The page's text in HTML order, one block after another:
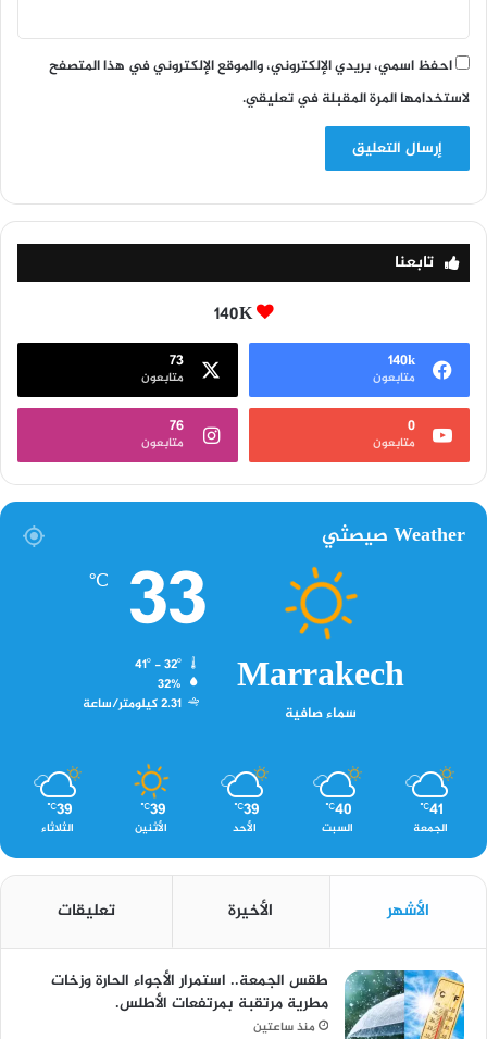
احفظ اسمي، بريدي الإلكتروني، والموقع الإلكتروني في هذا المتصفح
لاستخدامها المرة المقبلة في تعليقي.
تابعنا
140K
140k
متابعون
73
متابعون
0
متابعون
76
متابعون
Weather صيصثي
Marrakech
سماء صافية
33
℃
32%
2.31 كيلومتر/ساعة
41
℃
الجمعة
40
℃
السبت
39
℃
الأحد
39
℃
الأثنين
39
℃
الثلاثاء
الأشهر الأخيرة تعليقات
طقس الجمعة.. استمرار الأجواء الحارة وزخات
مطرية مرتقبة بمرتفعات الأطلس.
منذ ساعتين